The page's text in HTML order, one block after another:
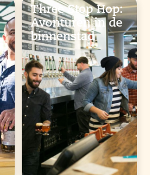
Three Stop Hop:
Avonturen in de
binnenstad